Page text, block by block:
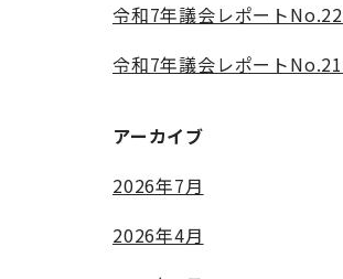
令和7年議会レポートNo.22
令和7年議会レポートNo.21
アーカイブ
2026年7月
2026年4月